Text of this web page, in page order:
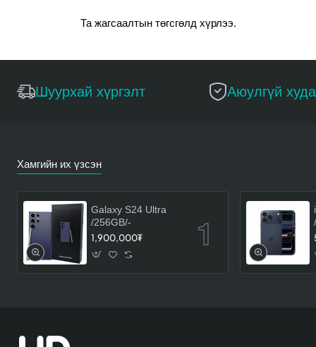
Та жагсаалтын төгсгөлд хүрлээ.
Шуурхай хүргэлт Аюулгүй
Хамгийн их үзсэн
Galaxy S24 Ultra
/256GB/-
1,900,000₮